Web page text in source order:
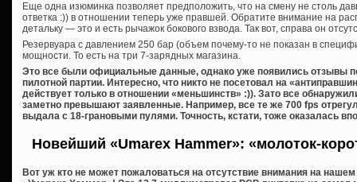
Еще одна изюминка позволяет предположить, что на смену не столь
ответка :)) в отношении теперь уже правшей. Обратите внимание на
детальку — это и есть рычажок бокового взвода. Так вот, справа он
Резервуара с давлением 250 бар (объем почему-то не показан в
мощности. То есть на три 7-зарядных магазина.
Это все были официальные данные, однако уже появились отзывы
пилотной партии. Интересно, что никто не посетовал на
действует только в отношении «меньшинств» :)). Зато все
заметно превышают заявленные. Например, все те же 700 fps
выдала с 18-грановыми пулями. Точность, кстати, тоже оказалась
Новейший «Umarex Hammer»: «молоток-
Вот уж кто не может пожаловаться на отсутствие внимания на